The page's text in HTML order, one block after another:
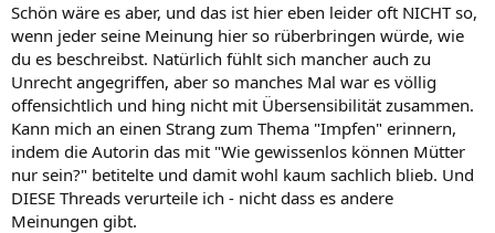
schädlich,ichwürde das nicht machen, ichwürde dies und jenes
tun"
ich halte dieses buch auch nicht für gut, da es kinder als etwas
behandelt, was sie nicht sind. ich kann mein kind in diesem alter
nicht programmieren, ein kind entwickelt erst nach und nach einen
rythmus und ich sehe es als ein fehlstreben an, zu wollen, dass das
kind schon mit bsp. 4 monaten durschläft. das kann ein kind noch
nicht in dem alter (klar kommt es vor, aber nicht bewusst vom kind
gesteuert)
mein ansatz ist eher, in einem rythmus mit dem kind zu leben, und
Schön wäre es aber, und das ist hier eben leider oft NICHT so,
wenn jeder seine Meinung hier so rüberbringen würde, wie
du es beschreibst. Natürlich fühlt sich mancher auch zu
Unrecht angegriffen, aber so manches Mal war es völlig
offensichtlich und hing nicht mit Übersensibilität zusammen.
Kann mich an einen Strang zum Thema "Impfen" erinnern,
indem die Autorin das mit "Wie gewissenlos können Mütter
nur sein?" betitelte und damit wohl kaum sachlich blieb. Und
DIESE Threads verurteile ich - nicht dass es andere
Meinungen gibt.